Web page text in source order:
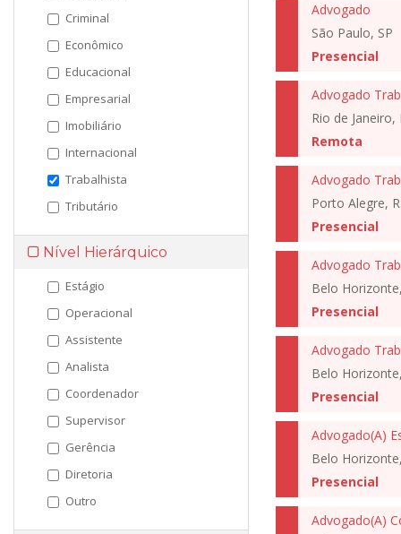
Criminal
Econômico
Educacional
Empresarial
Imobiliário
Internacional
Trabalhista
Tributário
Nível Hierárquico
Estágio
Operacional
Assistente
Analista
Coordenador
Supervisor
Gerência
Diretoria
Outro
Advogado
São Paulo, SP
Presencial
Advogado
Rio de Janeiro,
Remota
Advogado
Porto Alegre,
Presencial
Advogado
Belo
Presencial
Advogado
Belo
Presencial
Belo
Presencial
Advogado(A)